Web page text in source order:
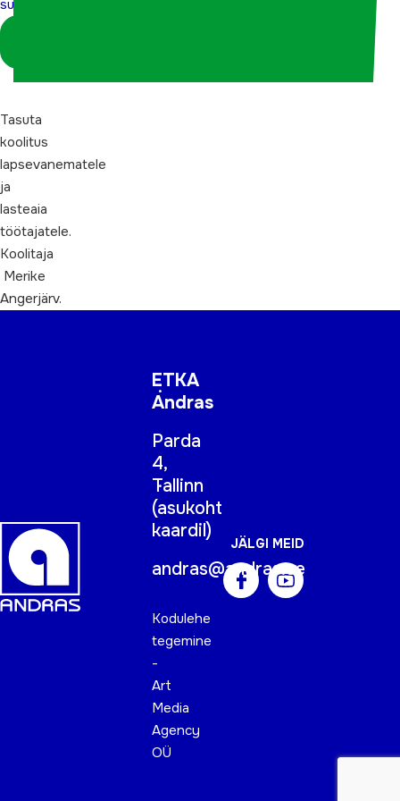
suunamisel
Tasuta
koolitus
lapsevanematele
ja
lasteaia
töötajatele.
Koolitaja
Merike
Angerjärv.
ETKA
Andras
Parda
4,
Tallinn
(asukoht
kaardil)
andras@andras.ee
Kodulehe
tegemine
-
Art
Media
Agency
OÜ
JÄLGI MEID